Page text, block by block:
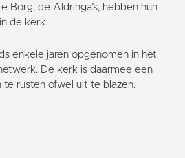
Borg, de Aldringa’s, hebben hun
de kerk.
enkele jaren opgenomen in het
De kerk is daarmee een
rusten ofwel uit te blazen.